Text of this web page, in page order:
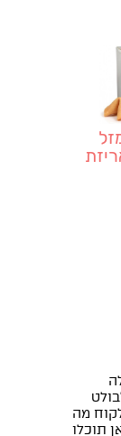
מה
תוכלו